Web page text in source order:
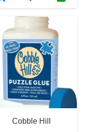
Cobble Hill